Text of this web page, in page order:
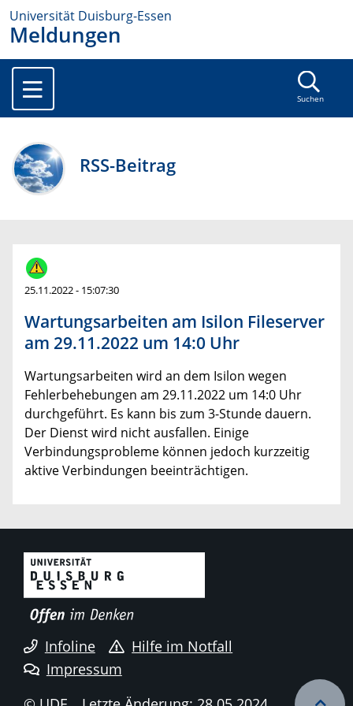
Universität Duisburg-Essen
Meldungen
Suchen
RSS-Beitrag
25.11.2022 - 15:07:30
Wartungsarbeiten am Isilon Fileserver
am 29.11.2022 um 14:0 Uhr
Wartungsarbeiten wird an dem Isilon wegen
Fehlerbehebungen am 29.11.2022 um 14:0 Uhr
durchgeführt. Es kann bis zum 3-Stunde dauern.
Der Dienst wird nicht ausfallen. Einige
Verbindungsprobleme können jedoch kurzzeitig
aktive Verbindungen beeinträchtigen.
Infoline
Hilfe im Notfall
Impressum